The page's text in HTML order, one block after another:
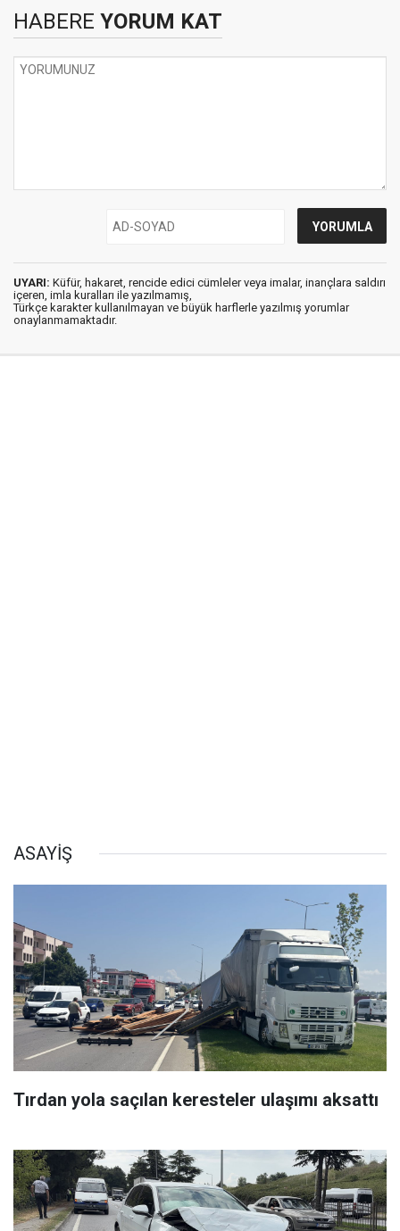
HABERE YORUM KAT
UYARI: Küfür, hakaret, rencide edici cümleler veya imalar, inançlara saldırı
içeren, imla kuralları ile yazılmamış,
Türkçe karakter kullanılmayan ve büyük harflerle yazılmış yorumlar
onaylanmamaktadır.
ASAYİŞ
Tırdan yola saçılan keresteler ulaşımı aksattı